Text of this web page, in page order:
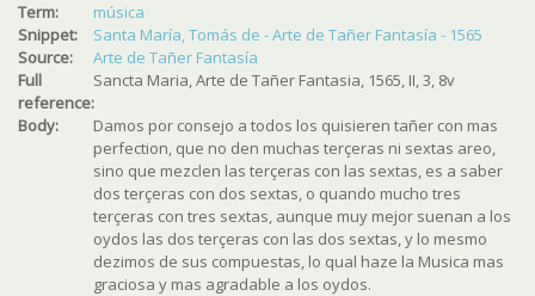
Term:
música
Snippet:
Santa María, Tomás de - Arte de Tañer Fantasía - 1565
Source:
Arte de Tañer Fantasía
Full
reference:
Sancta Maria, Arte de Tañer Fantasia, 1565, II, 3, 8v
Body:
Damos por consejo a todos los quisieren tañer con mas
perfection, que no den muchas terçeras ni sextas areo,
sino que mezclen las terçeras con las sextas, es a saber
dos terçeras con dos sextas, o quando mucho tres
terçeras con tres sextas, aunque muy mejor suenan a los
oydos las dos terçeras con las dos sextas, y lo mesmo
dezimos de sus compuestas, lo qual haze la Musica mas
graciosa y mas agradable a los oydos.